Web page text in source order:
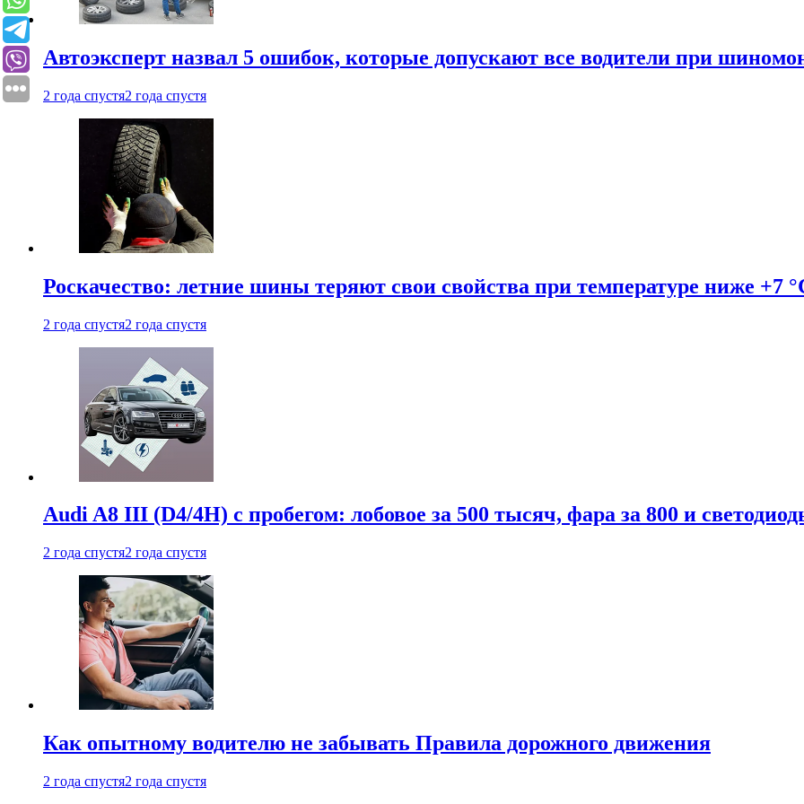
Автоэксперт назвал 5 ошибок, которые допускают все водители при
2 года спустя2 года спустя
Роскачество: летние шины теряют свои свойства при температуре ниже +7
2 года спустя2 года спустя
Audi A8 III (D4/4H) c пробегом: лобовое за 500 тысяч, фара за 800 и
2 года спустя2 года спустя
Как опытному водителю не забывать Правила дорожного движения
2 года спустя2 года спустя